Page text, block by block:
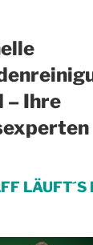
– Ihre
LÄUFT´S